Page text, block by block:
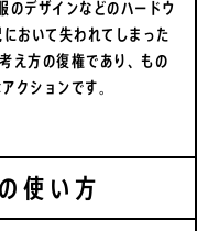
のデザインなどのハードウ
おいて失われてしまった
え方の復権であり、もの
クションです。
使い方